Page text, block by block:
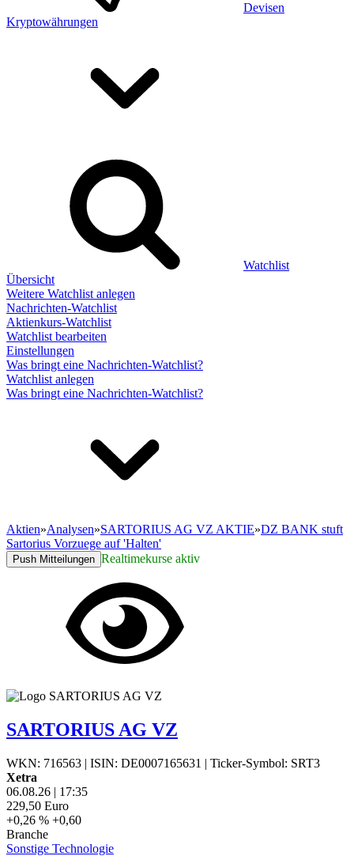
Devisen
Kryptowährungen
Watchlist
Übersicht
Weitere Watchlist anlegen
Nachrichten-Watchlist
Aktienkurs-Watchlist
Watchlist bearbeiten
Einstellungen
Was bringt eine Nachrichten-Watchlist?
Watchlist anlegen
Was bringt eine Nachrichten-Watchlist?
Aktien»Analysen»SARTORIUS AG VZ AKTIE»DZ BANK stuft
Sartorius Vorzuege auf 'Halten'
Push Mitteilungen Realtimekurse aktiv
SARTORIUS AG VZ
WKN: 716563 | ISIN: DE0007165631 | Ticker-Symbol: SRT3
Xetra
06.08.26 | 17:35
229,50 Euro
+0,26 % +0,60
Branche
Sonstige Technologie